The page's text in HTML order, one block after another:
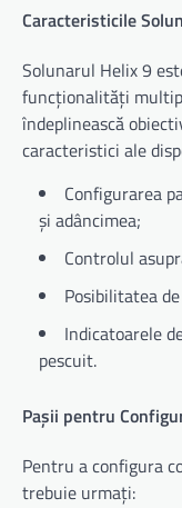
Caracteristicile
Solunarul Helix 9
funcționalități
îndeplinească
caracteristici ale
Configurarea
și adâncimea;
Controlul
Posibilitatea
Indicatoarele
pescuit.
Pașii pentru
Pentru a configura
trebuie urmați: